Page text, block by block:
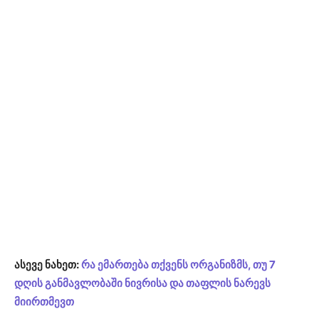
ასევე ნახეთ:რა ემართება თქვენს ორგანიზმს, თუ 7
დღის განმავლობაში ნივრისა და თაფლის ნარევს
მიირთმევთ